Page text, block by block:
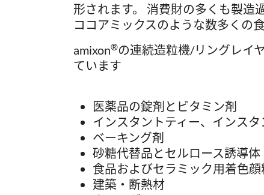
形されます。 消費財の多くも製造
ココアミックスのような数多くの
amixon®の連続造粒機/リングレイ
ています
医薬品の錠剤とビタミン剤
インスタントティー、インス
ベーキング剤
砂糖代替品とセルロース誘導体
食品およびセラミック用着色顔
建築・断熱材